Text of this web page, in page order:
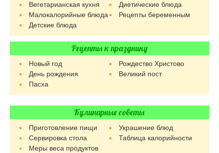
Вегетарианская кухня
Диетические блюда
Малокалорийные блюда
Рецепты беременным
Детские блюда
Рецепты к празднику
Новый год
Рождество Христово
День рождения
Великий пост
Пасха
Кулинарные советы
Приготовление пищи
Украшение блюд
Сервировка стола
Таблица калорийности
Меры веса продуктов